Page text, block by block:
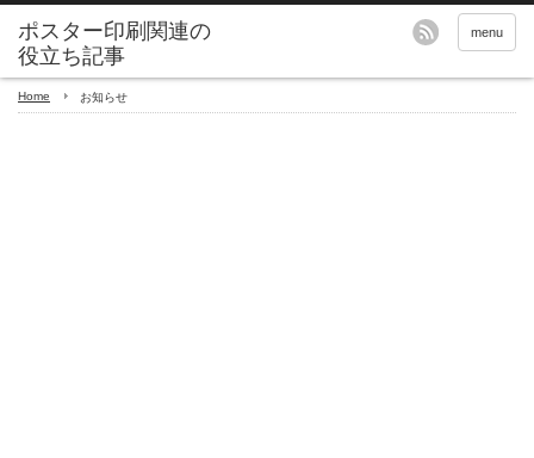
menu
Home お知らせ